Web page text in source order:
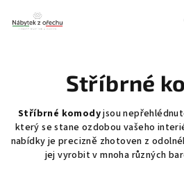
obsah
Stříbrné
Stříbrné komodyjsou
který se stane ozdobou vašeho
nabídky je precizně zhotoven z
jej vyrobit v mnoha různých